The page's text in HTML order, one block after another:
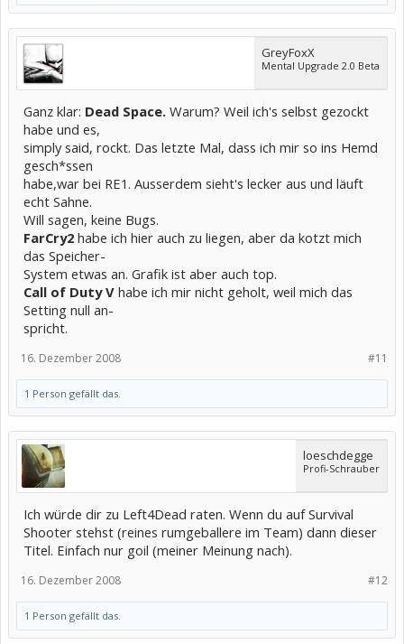
GreyFoxX
Mental Upgrade 2.0 Beta
Ganz klar: Dead Space. Warum? Weil ich's selbst gezockt
habe und es,
simply said, rockt. Das letzte Mal, dass ich mir so ins Hemd
gesch*ssen
habe,war bei RE1. Ausserdem sieht's lecker aus und läuft
echt Sahne.
Will sagen, keine Bugs.
FarCry2 habe ich hier auch zu liegen, aber da kotzt mich
das Speicher-
System etwas an. Grafik ist aber auch top.
Call of Duty V habe ich mir nicht geholt, weil mich das
Setting null an-
spricht.
#11
16. Dezember 2008
1 Person gefällt das.
loeschdegge
Profi-Schrauber
Ich würde dir zu Left4Dead raten. Wenn du auf Survival
Shooter stehst (reines rumgeballere im Team) dann dieser
Titel. Einfach nur goil (meiner Meinung nach).
#12
16. Dezember 2008
1 Person gefällt das.